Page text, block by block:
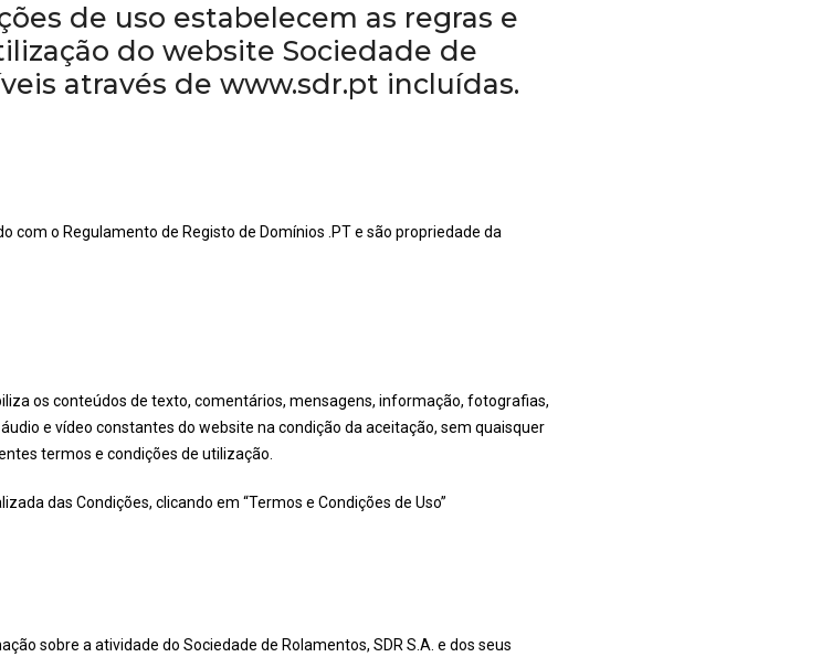
de uso estabelecem as regras e
do website Sociedade de
através de www.sdr.pt incluídas.
com o Regulamento de Registo de Domínios .PT e são propriedade da
os conteúdos de texto, comentários, mensagens, informação, fotografias,
e vídeo constantes do website na condição da aceitação, sem quaisquer
termos e condições de utilização.
das Condições, clicando em “Termos e Condições de Uso”
sobre a atividade do Sociedade de Rolamentos, SDR S.A. e dos seus